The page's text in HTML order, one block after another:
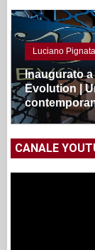
Luciano
Inaugurato
Evolution |
CANALE